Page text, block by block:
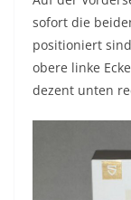
sofort die
positioniert
obere linke
dezent unten